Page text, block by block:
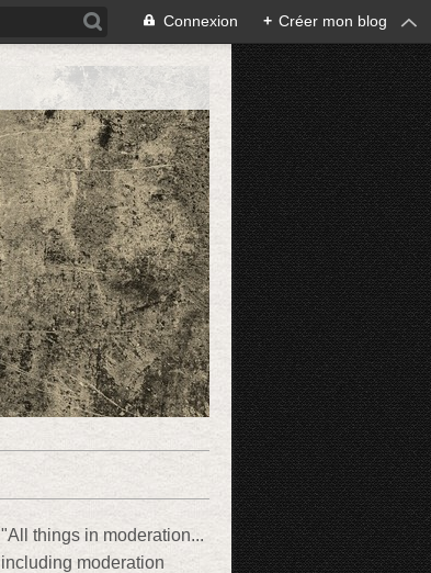
Connexion + Créer mon blog
"All things in moderation...
including moderation